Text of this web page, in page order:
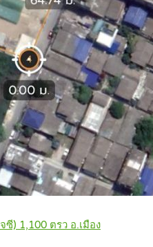
) 1,100 ตรว อ.เมือง